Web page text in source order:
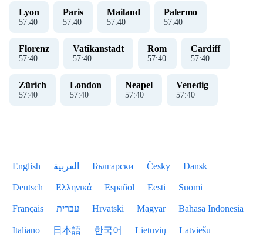
Lyon
57:40
Paris
57:40
Mailand
57:40
Palermo
57:40
Florenz
57:40
Vatikanstadt
57:40
Rom
57:40
Cardiff
57:40
Zürich
57:40
London
57:40
Neapel
57:40
Venedig
57:40
English العربية Български Česky Dansk
Deutsch Ελληνικά Español Eesti Suomi
Français עברית Hrvatski Magyar Bahasa Indonesia
Italiano 日本語 한국어 Lietuvių Latviešu